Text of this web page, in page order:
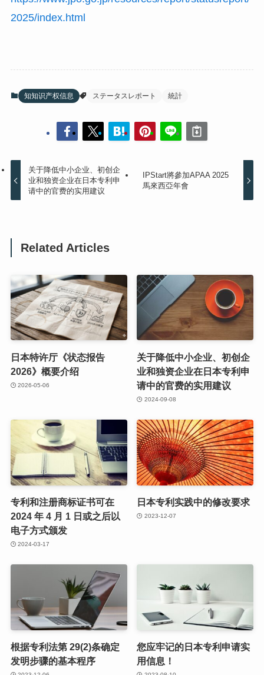
2025/index.html
知知识产权信息 ステータスレポート 統計
关于降低中小企业、初创企
业和独资企业在日本专利申
请中的官费的实用建议
IPStart將參加APAA 2025
馬來西亞年會
Related Articles
日本特许厅《状态报告
2026》概要介绍
2026-05-06
关于降低中小企业、初创企
业和独资企业在日本专利申
请中的官费的实用建议
2024-09-08
专利和注册商标证书可在
2024 年 4 月 1 日或之后以
电子方式颁发
2024-03-17
日本专利实践中的修改要求
2023-12-07
根据专利法第 29(2)条确定
发明步骤的基本程序
您应牢记的日本专利申请实
用信息！